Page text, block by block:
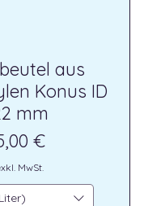
aus
Konus ID
mm
€
MwSt.